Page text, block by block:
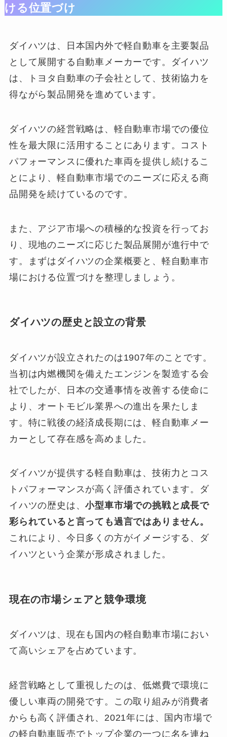
ける位置づけ
ダイハツは、日本国内外で軽自動車を主要製品
として展開する自動車メーカーです。ダイハツ
は、トヨタ自動車の子会社として、技術協力を
得ながら製品開発を進めています。
ダイハツの経営戦略は、軽自動車市場での優位
性を最大限に活用することにあります。コスト
パフォーマンスに優れた車両を提供し続けるこ
とにより、軽自動車市場でのニーズに応える商
品開発を続けているのです。
また、アジア市場への積極的な投資を行ってお
り、現地のニーズに応じた製品展開が進行中で
す。まずはダイハツの企業概要と、軽自動車市
場における位置づけを整理しましょう。
ダイハツの歴史と設立の背景
ダイハツが設立されたのは1907年のことです。
当初は内燃機関を備えたエンジンを製造する会
社でしたが、日本の交通事情を改善する使命に
より、オートモビル業界への進出を果たしま
す。特に戦後の経済成長期には、軽自動車メー
カーとして存在感を高めました。
ダイハツが提供する軽自動車は、技術力とコス
トパフォーマンスが高く評価されています。ダ
イハツの歴史は、小型車市場での挑戦と成長で
彩られていると言っても過言ではありません。
これにより、今日多くの方がイメージする、ダ
イハツという企業が形成されました。
現在の市場シェアと競争環境
ダイハツは、現在も国内の軽自動車市場におい
て高いシェアを占めています。
経営戦略として重視したのは、低燃費で環境に
優しい車両の開発です。この取り組みが消費者
からも高く評価され、2021年には、国内市場で
の軽自動車販売でトップ企業の一つに名を連ね